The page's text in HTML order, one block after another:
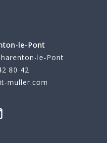
le-Pont
le-Pont
80 42
muller.com